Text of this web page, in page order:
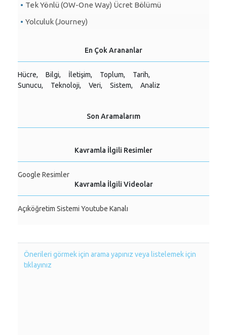
Tek Yönlü (OW-One Way) Ücret Bölümü
Yolculuk (Journey)
En Çok Arananlar
Hücre, Bilgi, İletişim, Toplum,
Tarih,
Sunucu,
Teknoloji, Veri, Sistem, Analiz
Son Aramalarım
Kavramla İlgili Resimler
Google Resimler
Kavramla İlgili Videolar
Açıköğretim Sistemi Youtube Kanalı
Önerileri görmek için arama yapınız veya listelemek için
tıklayınız